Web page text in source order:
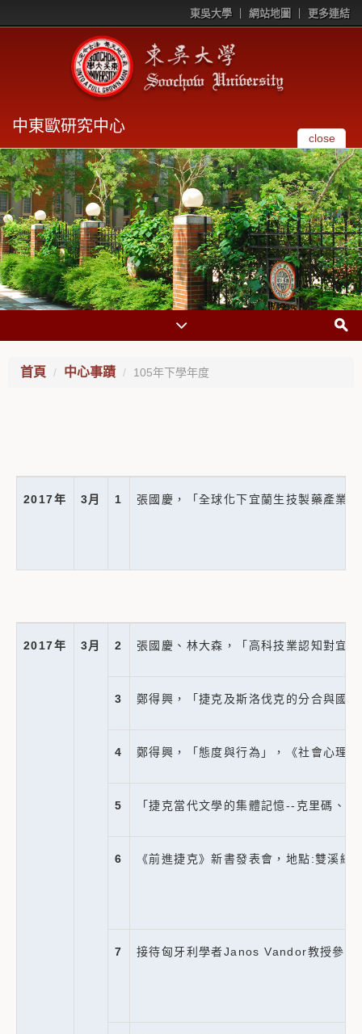
東吳大學 網站地圖 更多連結
中東歐研究中心
close
首頁 中心事蹟 105年下學年度
2017年 3月 1 張國慶，「全球化下宜蘭生技製藥產業
2017年 3月 2 張國慶、林大森，「高科技業認知對宜
3 鄭得興，「捷克及斯洛伐克的分合與國
4 鄭得興，「態度與行為」，《社會心理
5 「捷克當代文學的集體記憶--克里碼、
6 《前進捷克》新書發表會，地點:雙溪綜
7 接待匈牙利學者Janos Vandor教授參